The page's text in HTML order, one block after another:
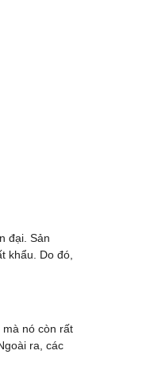
đại. Sản
khẩu. Do đó,
nó còn rất
ra, các